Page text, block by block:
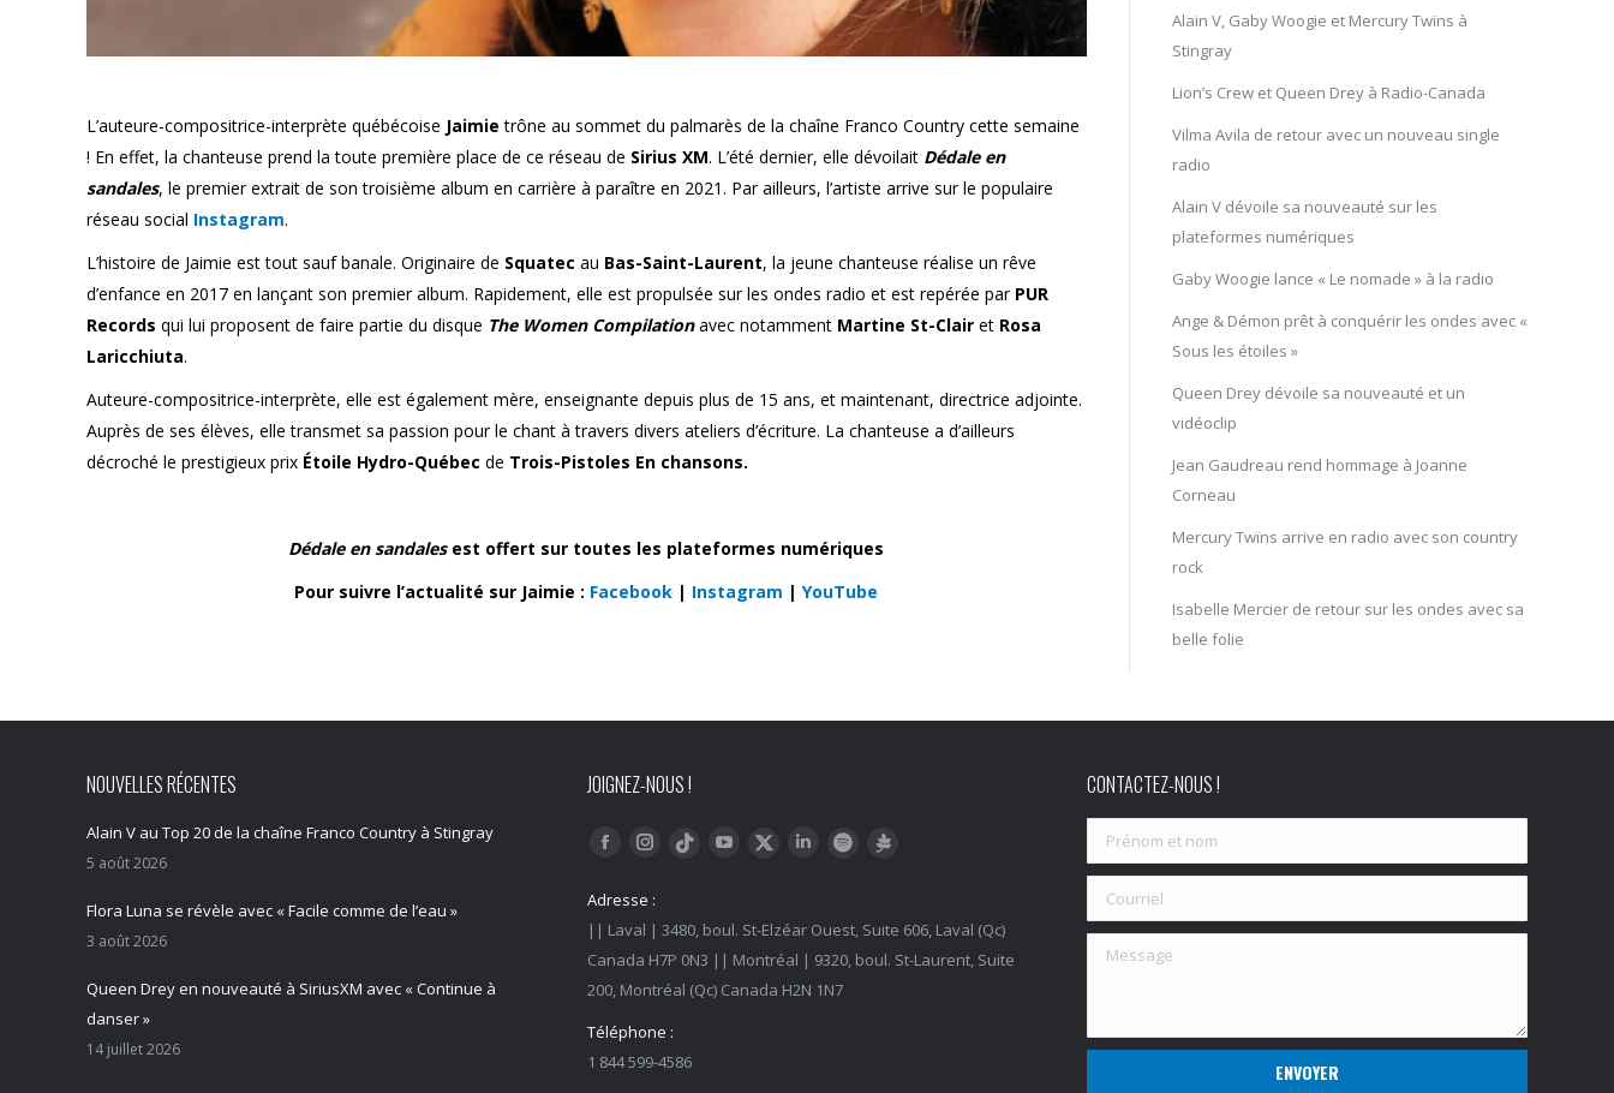
L’auteure-compositrice-interprète québécoise Jaimie trône au sommet du palmarès de la chaîne Franco Country cette semaine
! En effet, la chanteuse prend la toute première place de ce réseau de Sirius XM. L’été dernier, elle dévoilait Dédale en
sandales, le premier extrait de son troisième album en carrière à paraître en 2021. Par ailleurs, l’artiste arrive sur le populaire
réseau social Instagram.
L’histoire de Jaimie est tout sauf banale. Originaire de Squatec au Bas-Saint-Laurent, la jeune chanteuse réalise un rêve
d’enfance en 2017 en lançant son premier album. Rapidement, elle est propulsée sur les ondes radio et est repérée par PUR
Records qui lui proposent de faire partie du disque The Women Compilationavec notamment Martine St-Clair et Rosa
Laricchiuta.
Auteure-compositrice-interprète, elle est également mère, enseignante depuis plus de 15 ans, et maintenant, directrice adjointe.
Auprès de ses élèves, elle transmet sa passion pour le chant à travers divers ateliers d’écriture. La chanteuse a d’ailleurs
décroché le prestigieux prix Étoile Hydro-Québec de Trois-Pistoles En chansons.
Dédale en sandales est offert sur toutes les plateformes numériques
Pour suivre l’actualité sur Jaimie : Facebook | Instagram |YouTube
Alain V, Gaby Woogie et Mercury Twïns à
Stingray
Lion’s Crew et Queen Drey à Radio-Canada
Vilma Avila de retour avec un nouveau single
radio
Alain V dévoile sa nouveauté sur les
plateformes numériques
Gaby Woogie lance « Le nomade » à la radio
Ange & Démon prêt à conquérir les ondes avec «
Sous les étoiles »
Queen Drey dévoile sa nouveauté et un
vidéoclip
Jean Gaudreau rend hommage à Joanne
Corneau
Mercury Twïns arrive en radio avec son country
rock
Isabelle Mercier de retour sur les ondes avec sa
belle folie
NOUVELLES RÉCENTES
Alain V au Top 20 de la chaîne Franco Country à Stingray
5 août 2026
Flora Luna se révèle avec « Facile comme de l’eau »
3 août 2026
Queen Drey en nouveauté à SiriusXM avec « Continue à
danser »
14 juillet 2026
JOIGNEZ-NOUS !
Trouvez nous sur :
FacebookInstagram
Tiktok YouTubeTwitter LinkedInSpotify
Adresse :
|| Laval | 3480, boul. St-Elzéar Ouest, Suite 606, Laval (Qc)
Canada H7P 0N3 || Montréal | 9320, boul. St-Laurent, Suite
200, Montréal (Qc) Canada H2N 1N7
Téléphone :
1 844 599-4586
CONTACTEZ-NOUS !